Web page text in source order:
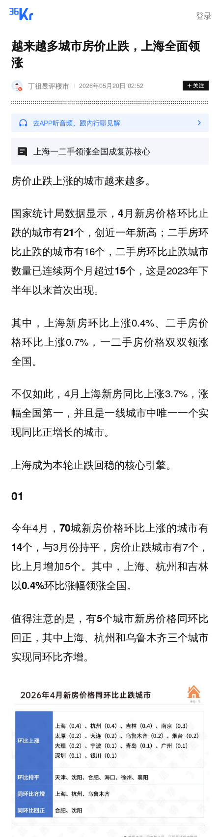
登录
越来越多城市房价止跌，上海全面领
涨
丁祖昱评楼市 2026年05月20日 02:52
上海一二手领涨全国成复苏核心
房价止跌上涨的城市越来越多。
国家统计局数据显示，4月新房价格环比止
跌的城市有21个，创近一年新高 ；二手房环
比止跌的城市有16个，二手房环比止跌城市
数量已连续两个月超过15个 ，这是2023年下
半年以来首次出现。
其中， 上海新房环比上涨0.4%、二手房价
格环比上涨0.7%， 一二手房价格双双领涨
全国。
不仅如此，4月上海新房同比上涨3.7%，涨
幅全国第一，并且是一线城市中唯一一个实
现同比正增长的城市。
上海成为本轮止跌回稳的核心引擎。
01
今年4月，70城新房价格环比上涨的城市有
14个 ，与3月份持平，房价止跌城市有7个，
比上月增加5个。其中， 上海、杭州和吉林
以0.4%环比涨幅领涨全国。
值得注意的是，有5个城市新房价格同环比
回正 ，其中 上海、杭州和乌鲁木齐三个城市
实现同环比齐增。